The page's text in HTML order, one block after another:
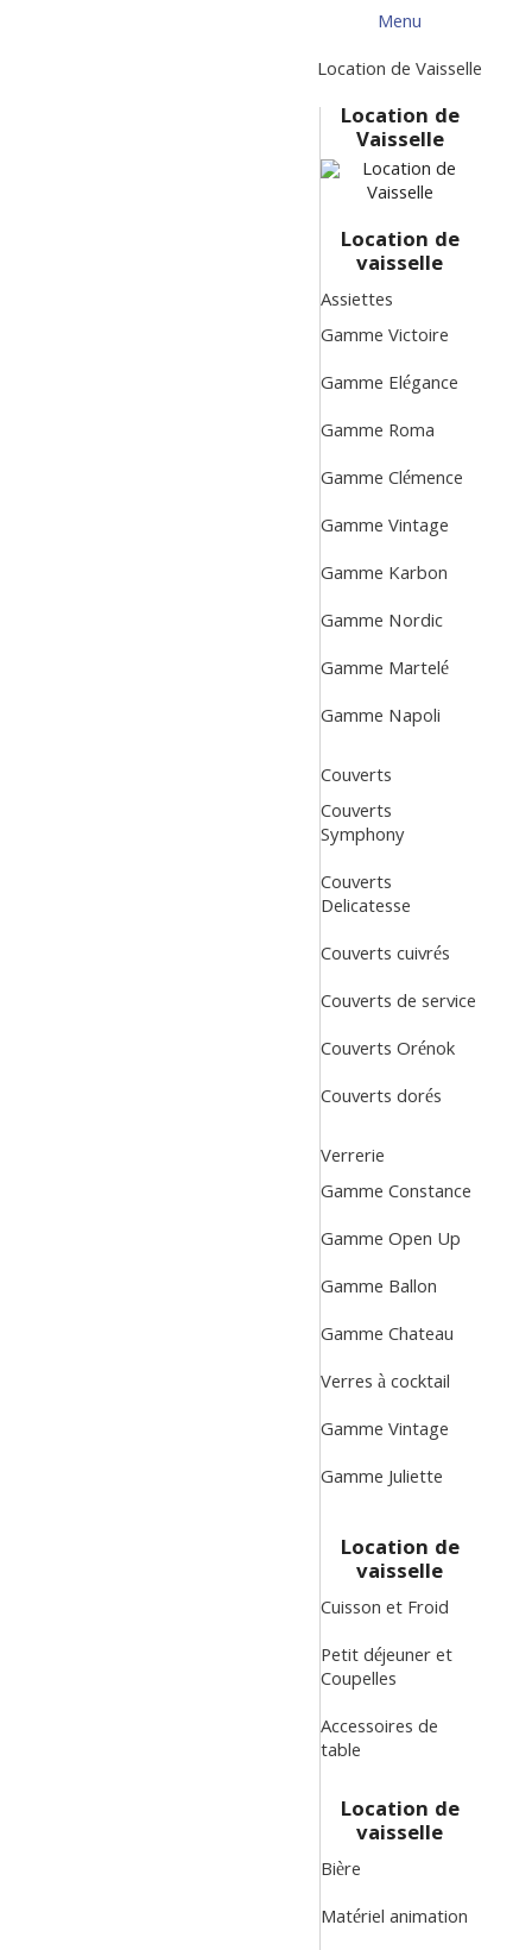
Menu
Location de Vaisselle
Location de
Vaisselle
Location de
vaisselle
Assiettes
Gamme Victoire
Gamme Elégance
Gamme Roma
Gamme Clémence
Gamme Vintage
Gamme Karbon
Gamme Nordic
Gamme Martelé
Gamme Napoli
Couverts
Couverts
Symphony
Couverts
Delicatesse
Couverts cuivrés
Couverts de service
Couverts Orénok
Couverts dorés
Verrerie
Gamme Constance
Gamme Open Up
Gamme Ballon
Gamme Chateau
Verres à cocktail
Gamme Vintage
Gamme Juliette
Location de
vaisselle
Cuisson et Froid
Petit déjeuner et
Coupelles
Accessoires de
table
Location de
vaisselle
Bière
Matériel animation